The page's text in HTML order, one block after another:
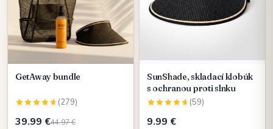
GetAway bundle
(279)
39.99 €44.97 €
SunShade, skladací klobúk
s ochranou proti slnku
(59)
9.99 €